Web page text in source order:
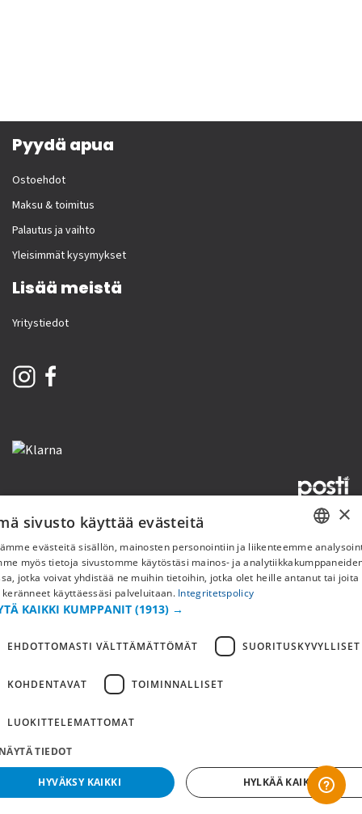
Pyydä apua
Ostoehdot
Maksu & toimitus
Palautus ja vaihto
Yleisimmät kysymykset
Lisää meistä
Yritystiedot
Copyright © 2019 This site is Licensed to 377 Sport AB TietosuojakäytäntöEvästeet
FI
×
sivusto käyttää evästeitä
evästeitä sisällön, mainosten personointiin ja liikenteemme
myös tietoja sivustomme käytöstäsi mainos- ja
jotka voivat yhdistää ne muihin tietoihin, jotka olet heille antanut tai joita
keränneet käyttäessäsi palveluitaan. Integritetspolicy
KAIKKI KUMPPANIT (1913) →
EHDOTTOMASTI VÄLTTÄMÄTTÖMÄT SUORITUSKYVYLLISET
KOHDENTAVAT TOIMINNALLISET
LUOKITTELEMATTOMAT
TIEDOT
HYVÄKSY KAIKKI HYLKÄÄ KAIKKI